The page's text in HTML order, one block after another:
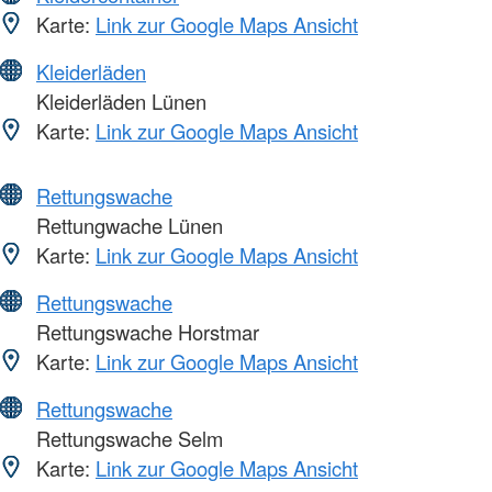
Karte: Link zur Google Maps Ansicht
Kleiderläden
Kleiderläden Lünen
Karte: Link zur Google Maps Ansicht
Rettungswache
Rettungwache Lünen
Karte: Link zur Google Maps Ansicht
Rettungswache
Rettungswache Horstmar
Karte: Link zur Google Maps Ansicht
Rettungswache
Rettungswache Selm
Karte: Link zur Google Maps Ansicht